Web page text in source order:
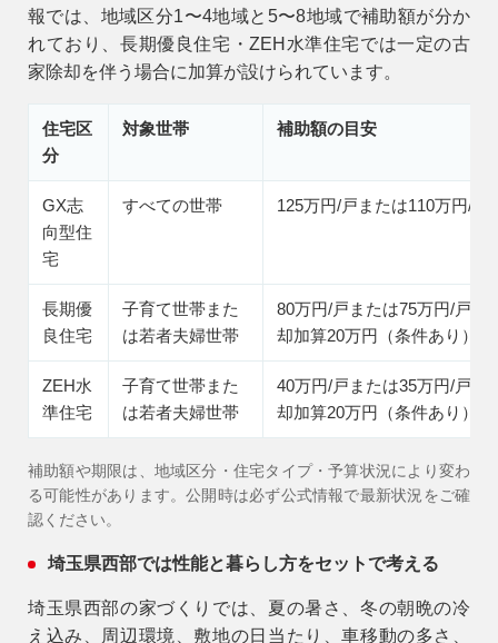
報では、地域区分1〜4地域と5〜8地域で補助額が分か
れており、長期優良住宅・ZEH水準住宅では一定の古
家除却を伴う場合に加算が設けられています。
住宅区
分
対象世帯 補助額の目安
GX志
向型住
宅
すべての世帯 125万円/戸または110万円/戸
長期優
良住宅
子育て世帯また
は若者夫婦世帯
80万円/戸または75万円/戸＋
却加算20万円（条件あり）
ZEH水
準住宅
子育て世帯また
は若者夫婦世帯
40万円/戸または35万円/戸＋
却加算20万円（条件あり）
補助額や期限は、地域区分・住宅タイプ・予算状況により変わ
る可能性があります。公開時は必ず公式情報で最新状況をご確
認ください。
埼玉県西部では性能と暮らし方をセットで考える
埼玉県西部の家づくりでは、夏の暑さ、冬の朝晩の冷
え込み、周辺環境、敷地の日当たり、車移動の多さ、